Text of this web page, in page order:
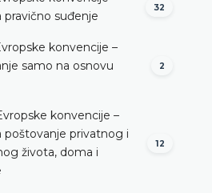
pravično suđenje
32
konvencije –
samo na osnovu
2
konvencije –
poštovanje privatnog i
života, doma i
12